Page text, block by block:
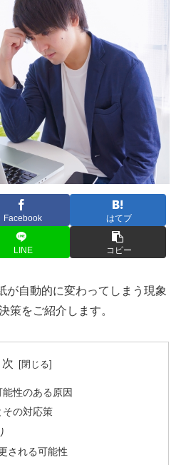
Facebook はてブ
LINE コピー
が自動的に変わってしまう現象
策をご紹介します。
次
性のある原因
その対応策
される可能性